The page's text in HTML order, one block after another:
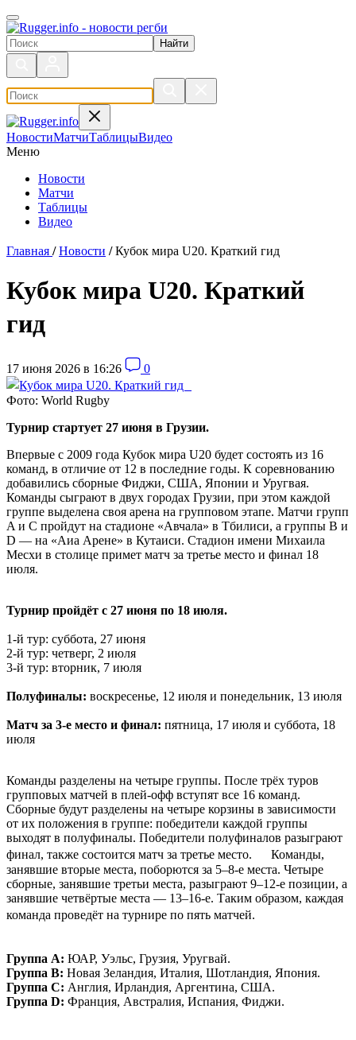
Поиск по сайту
НовостиМатчиТаблицыВидео
Меню
Новости
Матчи
Таблицы
Видео
Главная / Новости / Кубок мира U20. Краткий гид
Кубок мира U20. Краткий
гид
17 июня 2026 в 16:26 0
Фото: World Rugby
Турнир стартует 27 июня в Грузии.
Впервые с 2009 года Кубок мира U20 будет состоять из 16
команд, в отличие от 12 в последние годы. К соревнованию
добавились сборные Фиджи, США, Японии и Уругвая.
Команды сыграют в двух городах Грузии, при этом каждой
группе выделена своя арена на групповом этапе. Матчи групп
A и C пройдут на стадионе «Авчала» в Тбилиси, а группы B и
D — на «Аиа Арене» в Кутаиси. Стадион имени Михаила
Месхи в столице примет матч за третье место и финал 18
июля.
Турнир пройдёт с 27 июня по 18 июля.
1-й тур: суббота, 27 июня
2-й тур: четверг, 2 июля
3-й тур: вторник, 7 июля
Полуфиналы: воскресенье, 12 июля и понедельник, 13 июля
Матч за 3-е место и финал: пятница, 17 июля и суббота, 18
июля
Команды разделены на четыре группы. После трёх туров
групповых матчей в плей-офф вступят все 16 команд.
Сборные будут разделены на четыре корзины в зависимости
от их положения в группе: победители каждой группы
выходят в полуфиналы. Победители полуфиналов разыграют
финал, также состоится матч за третье место. Команды,
занявшие вторые места, поборются за 5–8-е места. Четыре
сборные, занявшие третьи места, разыграют 9–12-е позиции, а
занявшие четвёртые места — 13–16-е. Таким образом, каждая
команда проведёт на турнире по пять матчей.
Группа A: ЮАР, Уэльс, Грузия, Уругвай.
Группа B: Новая Зеландия, Италия, Шотландия, Япония.
Группа C: Англия, Ирландия, Аргентина, США.
Группа D: Франция, Австралия, Испания, Фиджи.